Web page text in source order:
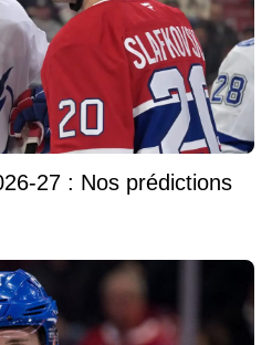
27 : Nos prédictions